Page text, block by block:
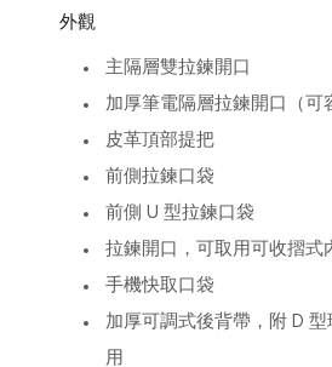
外觀
主隔層雙拉鍊開口
加厚筆電隔層拉鍊開口（可
皮革頂部提把
前側拉鍊口袋
前側 U 型拉鍊口袋
拉鍊開口，可取用可收摺式
手機快取口袋
加厚可調式後背帶，附 D
用